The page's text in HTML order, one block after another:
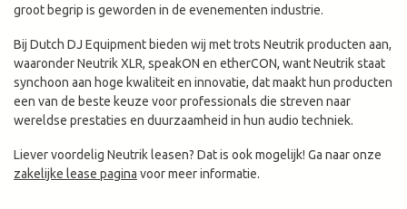
groot begrip is geworden in de evenementen industrie.
Bij Dutch DJ Equipment bieden wij met trots Neutrik producten aan,
waaronder Neutrik XLR, speakON en etherCON, want Neutrik staat
synchoon aan hoge kwaliteit en innovatie, dat maakt hun producten
een van de beste keuze voor professionals die streven naar
wereldse prestaties en duurzaamheid in hun audio techniek.
Liever voordelig Neutrik leasen? Dat is ook mogelijk! Ga naar onze
zakelijke lease pagina voor meer informatie.